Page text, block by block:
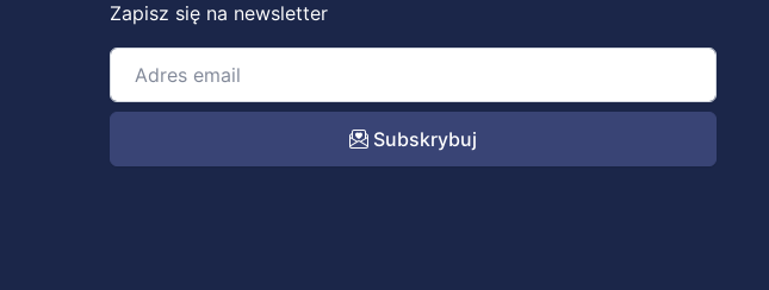
Zapisz się na newsletter
Subskrybuj